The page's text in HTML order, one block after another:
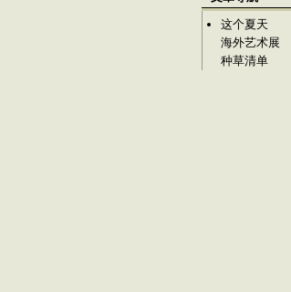
这个夏天
海外艺术展
种草清单